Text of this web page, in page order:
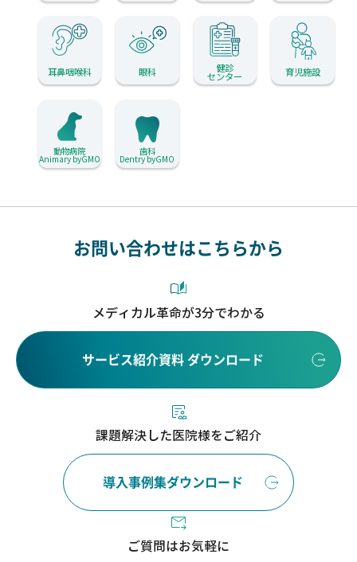
耳鼻咽喉科 眼科 健診
センター 育児施設
動物病院
Animary byGMO
歯科
Dentry byGMO
お問い合わせはこちらから
メディカル革命が3分でわかる
サービス紹介資料 ダウンロード
課題解決した医院様をご紹介
導入事例集ダウンロード
ご質問はお気軽に